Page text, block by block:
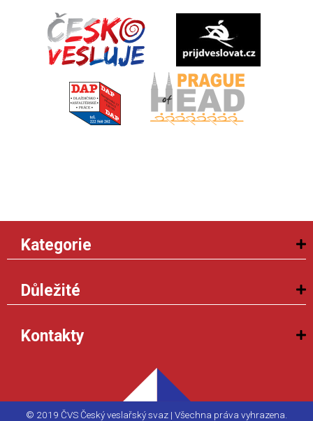
Kategorie
Důležité
Kontakty
© 2019 ČVS Český veslařský svaz | Všechna práva vyhrazena.